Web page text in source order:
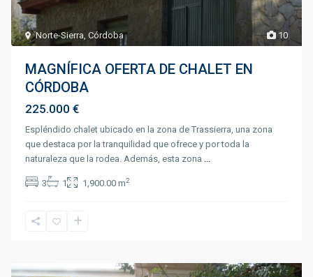
10
Norte-Sierra ,Córdoba
MAGNÍFICA OFERTA DE CHALET EN
CÓRDOBA
225.000 €
Espléndido chalet ubicado en la zona de Trassierra, una zona
que destaca por la tranquilidad que ofrece y por toda la
naturaleza que la rodea. Además, esta zona
3 1 1,900.00 m2